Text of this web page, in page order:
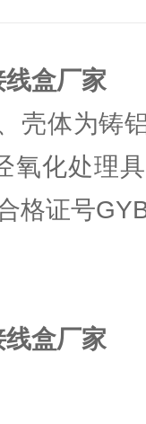
盒厂家
壳体为铸
氧化处理
格证号
盒厂家